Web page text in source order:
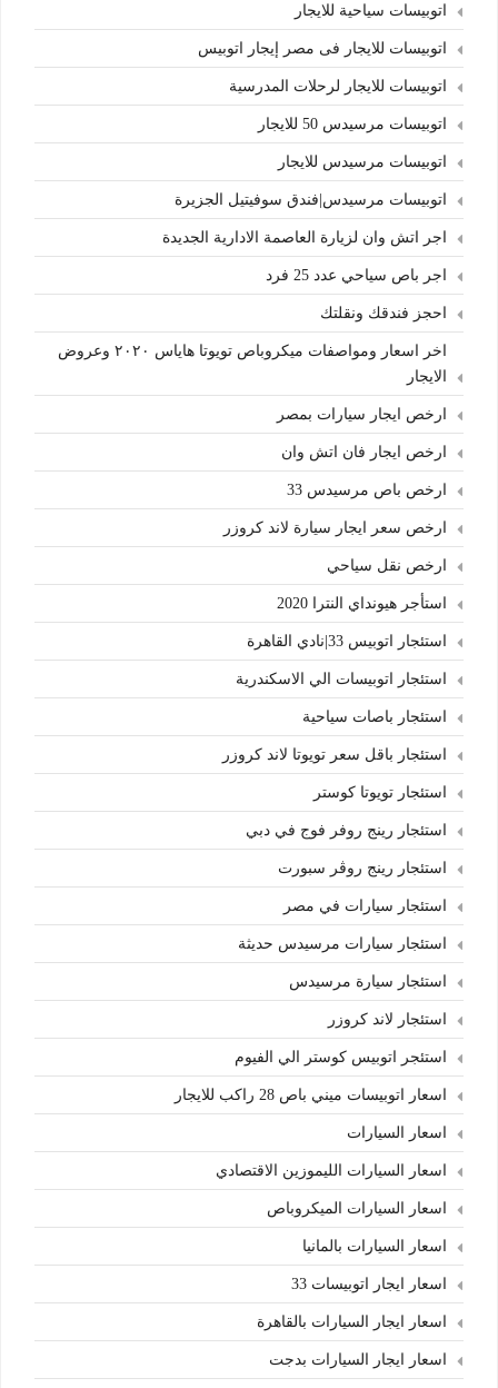
اتوبيسات سياحية للايجار
اتوبيسات للايجار فى مصر إيجار اتوبيس
اتوبيسات للايجار لرحلات المدرسية
اتوبيسات مرسيدس 50 للايجار
اتوبيسات مرسيدس للايجار
اتوبيسات مرسيدس|فندق سوفيتيل الجزيرة
اجر اتش وان لزيارة العاصمة الادارية الجديدة
اجر باص سياحي عدد 25 فرد
احجز فندقك ونقلتك
اخر اسعار ومواصفات ميكروباص تويوتا هاياس ٢٠٢٠ وعروض
الايجار
ارخص ايجار سيارات بمصر
ارخص ايجار فان اتش وان
ارخص باص مرسيدس 33
ارخص سعر ايجار سيارة لاند كروزر
ارخص نقل سياحي
استأجر هيونداي النترا 2020
استئجار اتوبيس 33|نادي القاهرة
استئجار اتوبيسات الي الاسكندرية
استئجار باصات سياحية
استئجار باقل سعر تويوتا لاند كروزر
استئجار تويوتا كوستر
استئجار رينج روفر فوج في دبي
استئجار رينج روڤر سبورت
استئجار سيارات في مصر
استئجار سيارات مرسيدس حديثة
استئجار سيارة مرسيدس
استئجار لاند كروزر
استئجر اتوبيس كوستر الي الفيوم
اسعار اتوبيسات ميني باص 28 راكب للايجار
اسعار السيارات
اسعار السيارات الليموزين الاقتصادي
اسعار السيارات الميكروباص
اسعار السيارات بالمانيا
اسعار ايجار اتوبيسات 33
اسعار ايجار السيارات بالقاهرة
اسعار ايجار السيارات بدجت